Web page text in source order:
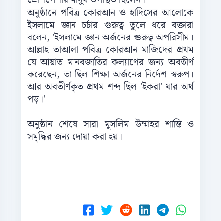
অনুষ্ঠানে পবিত্র কোরআন ও হাদিসের আলোকে
ইসলামে জ্ঞান চর্চার গুরুত্ব তুলে ধরে বক্তারা
বলেন, 'ইসলামে জ্ঞান অর্জনের গুরুত্ব অপরিসীম।
আল্লাহ তাআলা পবিত্র কোরআন মাজিদের প্রথম
যে আয়াত মানবজাতির কল্যাণের জন্য অবতীর্ণ
করেছেন, তা ছিল শিক্ষা অর্জনের নির্দেশ স্বরুপ।
আর অবতীর্ণকৃত প্রথম শব্দ ছিল 'ইকরা' যার অর্থ
পড়।'
অনুষ্ঠান শেষে সারা মুসলিম উম্মাহর শান্তি ও
সমৃদ্ধির জন্য দোয়া করা হয়।